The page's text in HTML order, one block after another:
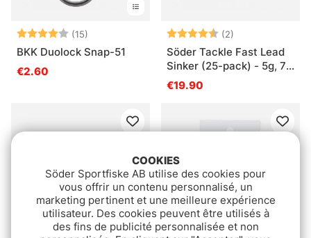
Note: (15)
4.0 sur 5 étoiles
BKK Duolock Snap-51
€2.60
Note: (2)
Söder Tackle Fast Lead
Sinker (25-pack) - 5g, 7g,
10g, 14g, 18g
€19.90
COOKIES
Söder Sportfiske AB utilise des cookies pour
vous offrir un contenu personnalisé, un
marketing pertinent et une meilleure expérience
utilisateur. Des cookies peuvent être utilisés à
des fins de publicité personnalisée et non